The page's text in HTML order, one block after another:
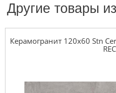
Другие товары
Керамогранит 120x60 Stn